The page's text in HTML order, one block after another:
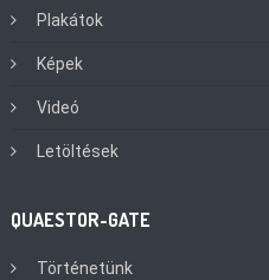
Plakátok
Képek
Videó
Letöltések
QUAESTOR-GATE
Történetünk